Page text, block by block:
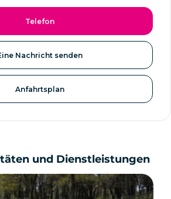
Telefon
Nachricht senden
Anfahrtsplan
und Dienstleistungen